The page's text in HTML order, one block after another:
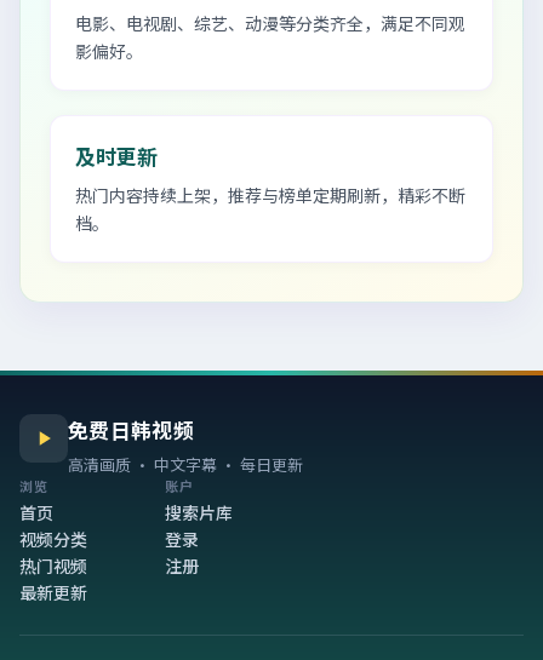
电影、电视剧、综艺、动漫等分类齐全，满足不同观
影偏好。
及时更新
热门内容持续上架，推荐与榜单定期刷新，精彩不断
档。
免费日韩视频
高清画质 · 中文字幕 · 每日更新
浏览
首页
视频分类
热门视频
最新更新
账户
搜索片库
登录
注册